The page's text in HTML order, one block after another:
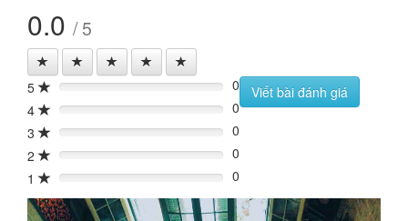
0.0 / 5
5 0%
0
4
0%
0
3
0%
0
2
0%
0
1
0% 0
Viết bài đánh giá